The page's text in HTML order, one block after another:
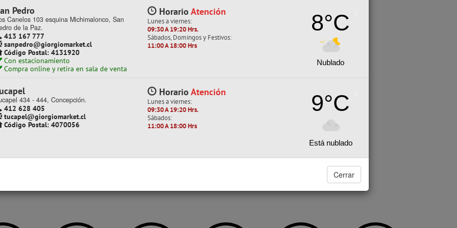
Canelos 103 esquina Michimalonco, San
de la Paz.
413 167 777
sanpedro@giorgiomarket.cl
Código Postal: 4131920
Con estacionamiento
Compra online y retira en sala de venta
Lunes a viernes:
09:30 A 19:20 Hrs.
Sábados, Domingos y Festivos:
11:00 A 18:00 Hrs
Nublado
434 - 444, Concepción.
412 628 405
tucapel@giorgiomarket.cl
Código Postal: 4070056
Lunes a viernes:
09:30 A 19:20 Hrs.
Sábados:
11:00 A 18:00 Hrs
Está nublado
Cerrar
500+)
65)
mayor
$ 2.671
801
/ Cotizar